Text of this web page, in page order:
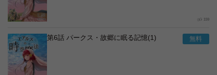
159
第6話 パークス・故郷に眠る記憶(1)